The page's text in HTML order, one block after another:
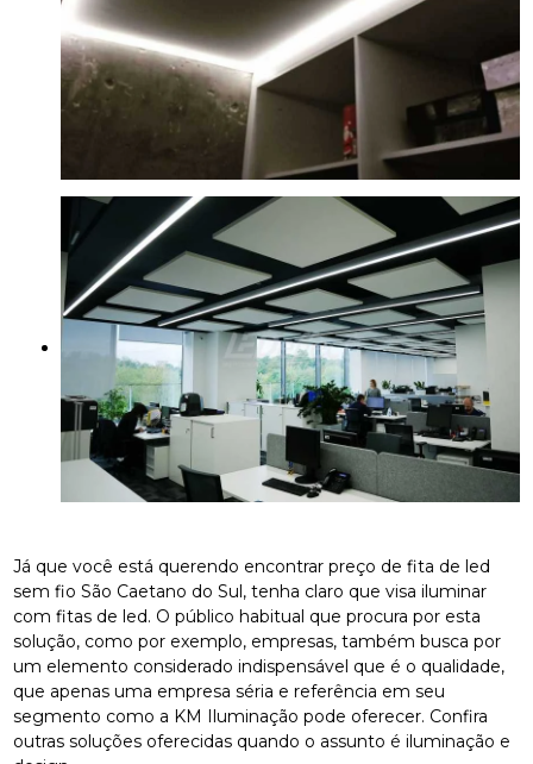
Já que você está querendo encontrar preço de fita de led
sem fio São Caetano do Sul, tenha claro que visa iluminar
com fitas de led. O público habitual que procura por esta
solução, como por exemplo, empresas, também busca por
um elemento considerado indispensável que é o qualidade,
que apenas uma empresa séria e referência em seu
segmento como a KM Iluminação pode oferecer. Confira
outras soluções oferecidas quando o assunto é iluminação e